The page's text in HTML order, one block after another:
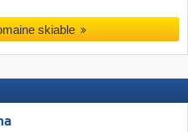
skiable